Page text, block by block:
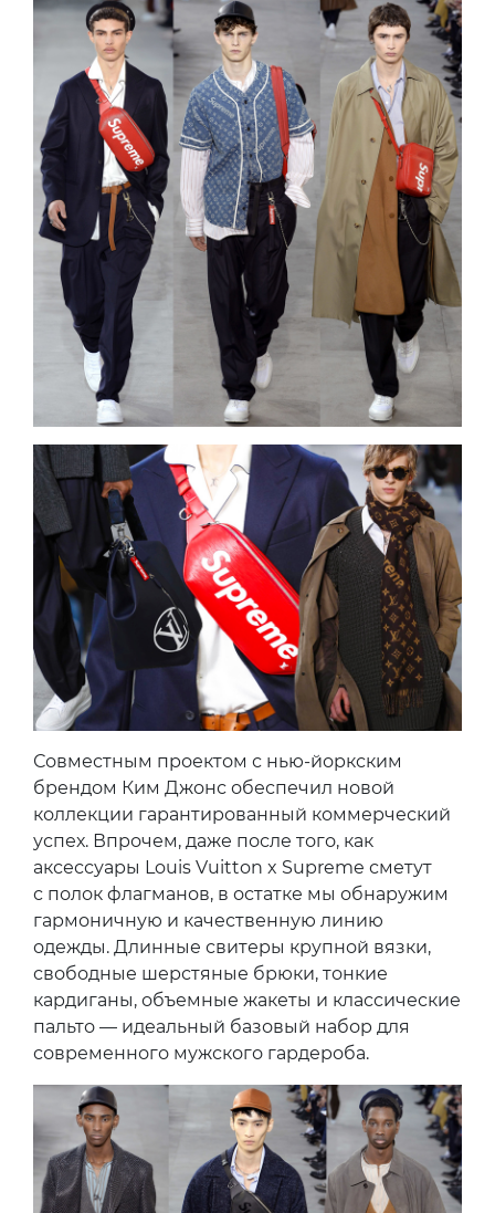
Совместным проектом с нью-йоркским
брендом Ким Джонс обеспечил новой
коллекции гарантированный коммерческий
успех. Впрочем, даже после того, как
аксессуары Louis Vuitton x Supreme сметут
с полок флагманов, в остатке мы обнаружим
гармоничную и качественную линию
одежды. Длинные свитеры крупной вязки,
свободные шерстяные брюки, тонкие
кардиганы, объемные жакеты и классические
пальто — идеальный базовый набор для
современного мужского гардероба.